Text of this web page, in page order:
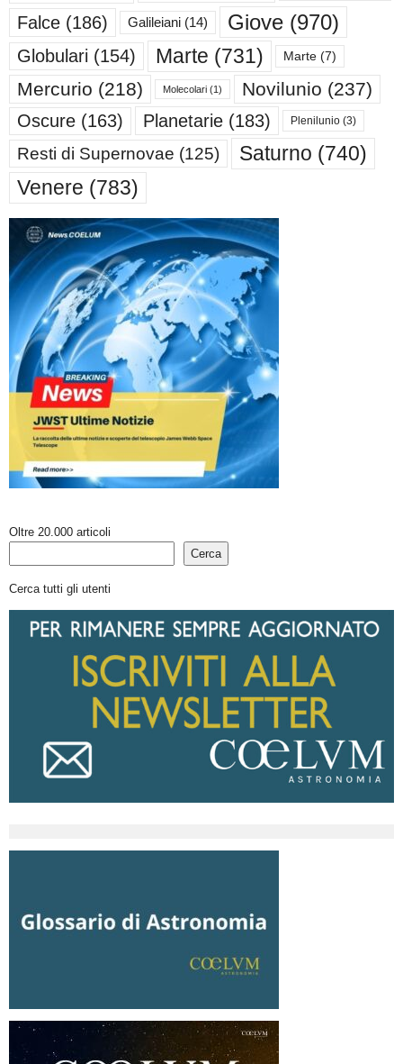
Falce (186) Galileiani (14) Giove (970)
Globulari (154) Marte (731) Marte (7)
Mercurio (218) Molecolari (1) Novilunio (237)
Oscure (163) Planetarie (183) Plenilunio (3)
Resti di Supernovae (125) Saturno (740)
Venere (783)
Oltre 20.000 articoli
Cerca
Cerca tutti gli utenti